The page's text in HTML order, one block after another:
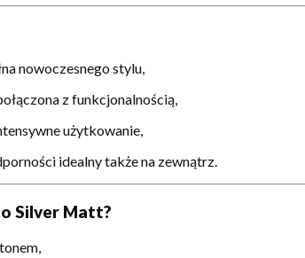
nowoczesnego stylu,
z funkcjonalnością,
użytkowanie,
idealny także na zewnątrz.
Silver Matt?